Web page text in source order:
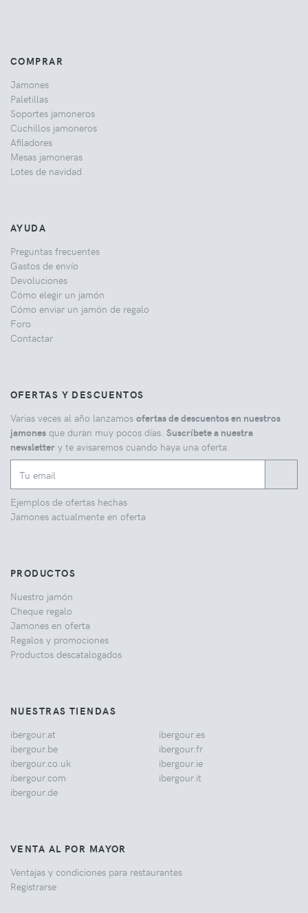
COMPRAR
Jamones
Paletillas
Soportes jamoneros
Cuchillos jamoneros
Afiladores
Mesas jamoneras
Lotes de navidad
AYUDA
Preguntas frecuentes
Gastos de envío
Devoluciones
Cómo elegir un jamón
Cómo enviar un jamón de regalo
Foro
Contactar
OFERTAS Y DESCUENTOS
Varias veces al año lanzamos ofertas de descuentos en nuestros
jamones que duran muy pocos días. Suscríbete a nuestra
newsletter y te avisaremos cuando haya una oferta.
Ejemplos de ofertas hechas
Jamones actualmente en oferta
PRODUCTOS
Nuestro jamón
Cheque regalo
Jamones en oferta
Regalos y promociones
Productos descatalogados
NUESTRAS TIENDAS
ibergour.at
ibergour.be
ibergour.co.uk
ibergour.com
ibergour.de
ibergour.es
ibergour.fr
ibergour.ie
ibergour.it
VENTA AL POR MAYOR
Ventajas y condiciones para restaurantes
Registrarse